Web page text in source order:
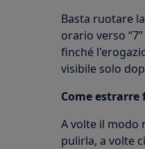
Basta ruotare
orario verso
finché
visibile solo
Come
A volte il modo
pulirla, a volte